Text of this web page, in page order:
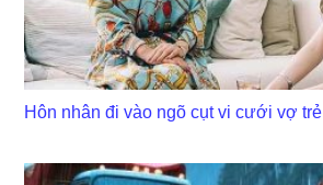
Hôn nhân đi vào ngõ cụt vi cưới vợ trẻ